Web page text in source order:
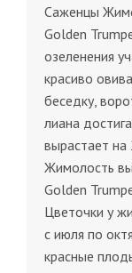
Саженцы
Golden
озеленения
красиво
беседку,
лиана
вырастает
Жимолость
Golden
Цветочки у
с июля по
красные